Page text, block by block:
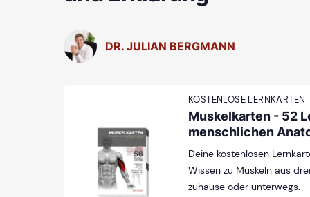
DR. JULIAN BERGMANN
KOSTENLOSE LERNKARTEN
Muskelkarten - 52
menschlichen
Deine kostenlosen
Wissen zu Muskeln aus
zuhause oder unterwegs.